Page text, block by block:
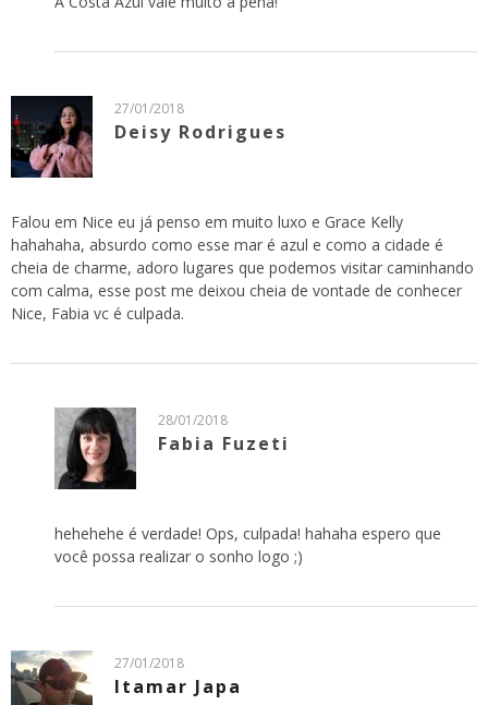
27/01/2018
Deisy Rodrigues
Falou em Nice eu já penso em muito luxo e Grace Kelly
hahahaha, absurdo como esse mar é azul e como a cidade é
cheia de charme, adoro lugares que podemos visitar caminhando
com calma, esse post me deixou cheia de vontade de conhecer
Nice, Fabia vc é culpada.
28/01/2018
Fabia Fuzeti
hehehehe é verdade! Ops, culpada! hahaha espero que
você possa realizar o sonho logo ;)
27/01/2018
Itamar Japa